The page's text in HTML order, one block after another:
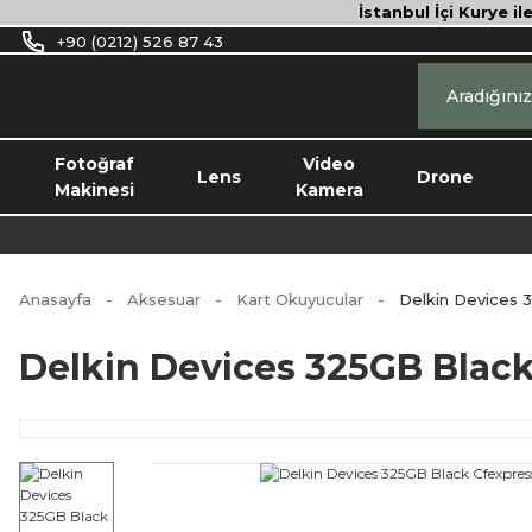
İstanbul İçi Kurye
+90 (0212) 526 87 43
Fotoğraf
Makinesi
Lens
Video
Kamera
Drone
Anasayfa Aksesuar Kart Okuyucular Delkin Devices
Delkin Devices 325GB